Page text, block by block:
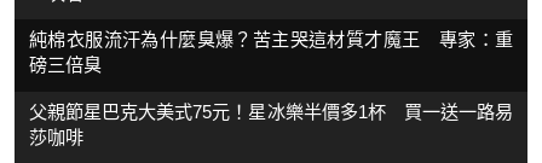
純棉衣服流汗為什麼臭爆？苦主哭這材質才魔王 專家：重
磅三倍臭
父親節星巴克大美式75元！星冰樂半價多1杯 買一送一路易
莎咖啡